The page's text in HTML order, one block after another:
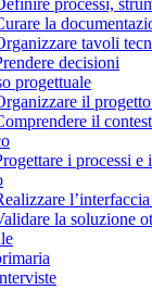
processi,
la
tavoli
decisioni
progettuale
il
il
i processi e i
la soluzione